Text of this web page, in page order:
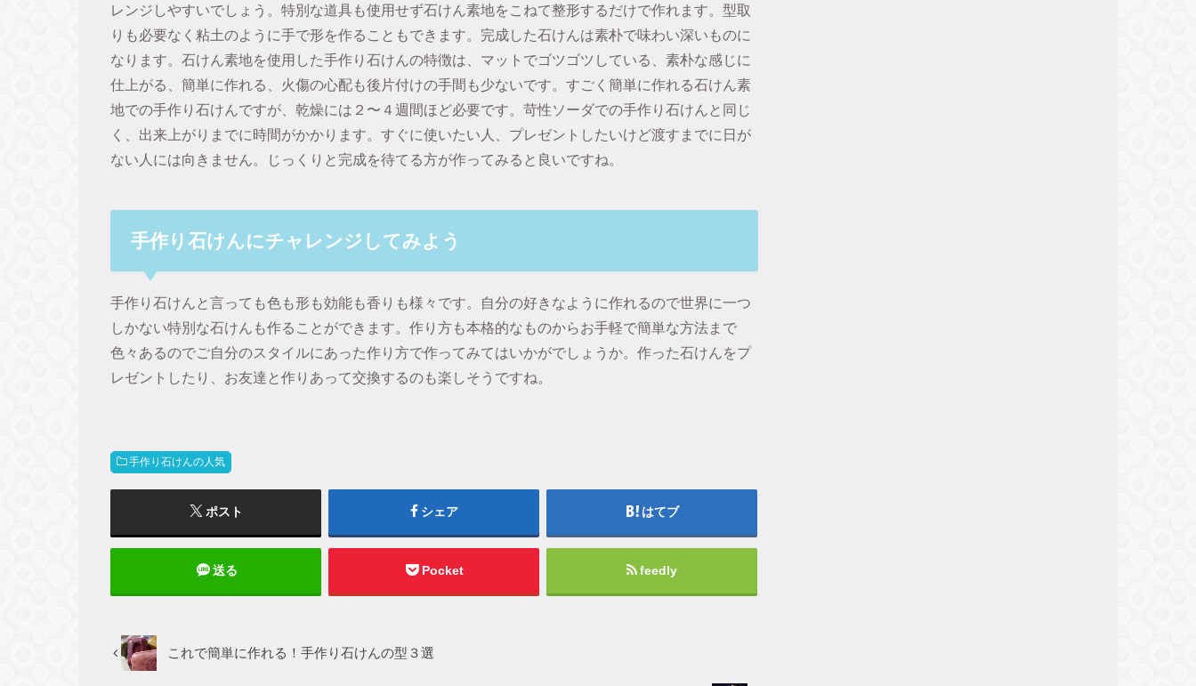
レンジしやすいでしょう。特別な道具も使用せず石けん素地をこねて整形するだけで作れます。型取
りも必要なく粘土のように手で形を作ることもできます。完成した石けんは素朴で味わい深いものに
なります。石けん素地を使用した手作り石けんの特徴は、マットでゴツゴツしている、素朴な感じに
仕上がる、簡単に作れる、火傷の心配も後片付けの手間も少ないです。すごく簡単に作れる石けん素
地での手作り石けんですが、乾燥には２〜４週間ほど必要です。苛性ソーダでの手作り石けんと同じ
く、出来上がりまでに時間がかかります。すぐに使いたい人、プレゼントしたいけど渡すまでに日が
ない人には向きません。じっくりと完成を待てる方が作ってみると良いですね。
手作り石けんにチャレンジしてみよう
手作り石けんと言っても色も形も効能も香りも様々です。自分の好きなように作れるので世界に一つ
しかない特別な石けんも作ることができます。作り方も本格的なものからお手軽で簡単な方法まで
色々あるのでご自分のスタイルにあった作り方で作ってみてはいかがでしょうか。作った石けんをプ
レゼントしたり、お友達と作りあって交換するのも楽しそうですね。
手作り石けんの人気
ポスト シェア はてブ
送る Pocket feedly
これで簡単に作れる！手作り石けんの型３選